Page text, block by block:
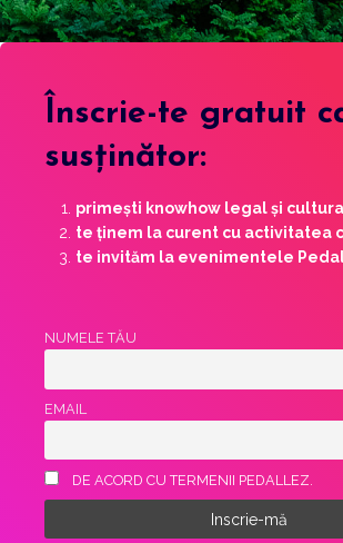
Înscrie-te gratuit
susținător:
primești knowhow legal și
te ținem la curent cu activitatea
te invităm la evenimentele
NUMELE TĂU
EMAIL
DE ACORD CU TERMENII PEDALLEZ.